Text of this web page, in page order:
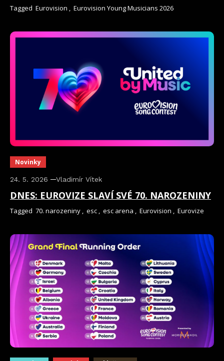
Tagged Eurovision , Eurovision Young Musicians 2026
Novinky
24. 5. 2026 Vladimír Vítek
DNES: EUROVIZE SLAVÍ SVÉ 70. NAROZENINY
Tagged 70. narozeniny esc esc arena Eurovision Eurovize